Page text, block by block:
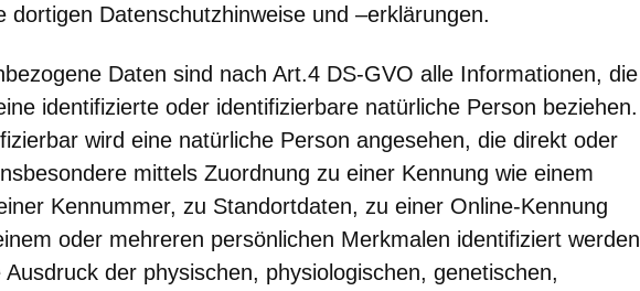
dortigen Datenschutzhinweise und –erklärungen.
Daten sind nach Art.4 DS-GVO alle Informationen, die
identifizierte oder identifizierbare natürliche Person beziehen.
wird eine natürliche Person angesehen, die direkt oder
mittels Zuordnung zu einer Kennung wie einem
Kennummer, zu Standortdaten, zu einer Online-Kennung
oder mehreren persönlichen Merkmalen identifiziert werden
Ausdruck der physischen, physiologischen, genetischen,